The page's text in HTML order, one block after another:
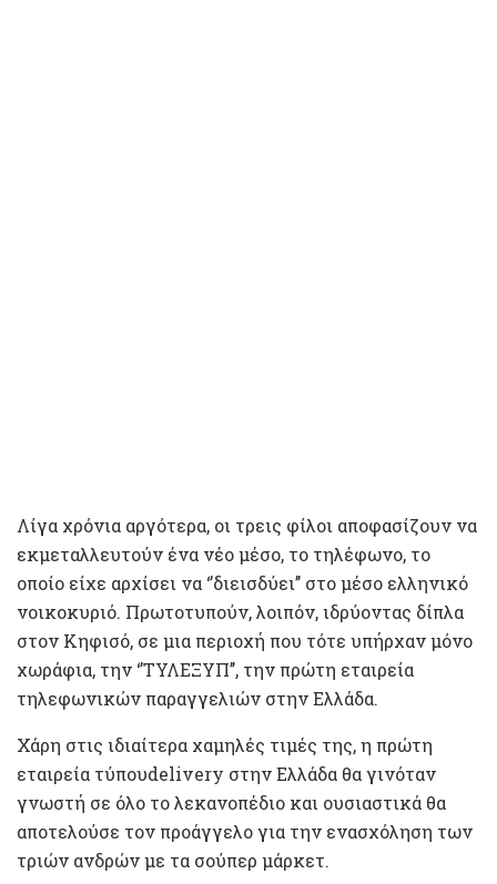
Λίγα χρόνια αργότερα, οι τρεις φίλοι αποφασίζουν να
εκμεταλλευτούν ένα νέο μέσο, το τηλέφωνο, το
οποίο είχε αρχίσει να ‘’διεισδύει’’ στο μέσο ελληνικό
νοικοκυριό. Πρωτοτυπούν, λοιπόν, ιδρύοντας δίπλα
στον Κηφισό, σε μια περιοχή που τότε υπήρχαν μόνο
χωράφια, την ‘’ΤΥΛΕΞΥΠ’’, την πρώτη εταιρεία
τηλεφωνικών παραγγελιών στην Ελλάδα.
Χάρη στις ιδιαίτερα χαμηλές τιμές της, η πρώτη
εταιρεία τύπουdelivery στην Ελλάδα θα γινόταν
γνωστή σε όλο το λεκανοπέδιο και ουσιαστικά θα
αποτελούσε τον προάγγελο για την ενασχόληση των
τριών ανδρών με τα σούπερ μάρκετ.